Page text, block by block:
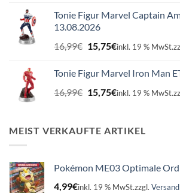
Tonie Figur Marvel Captain
13.08.2026
16,99€ Ursprünglicher
Preis
16,99€
15,75€Aktueller
15,75€.
inkl. 19 % MwSt.
Tonie Figur Marvel Iron Man
16,99€ Ursprünglicher
Preis
16,99€
15,75€Aktueller
15,75€.
inkl. 19 % MwSt.
MEIST VERKAUFTE ARTIKEL
Pokémon ME03 Optimale
4,99€inkl. 19 % MwSt.zzgl.